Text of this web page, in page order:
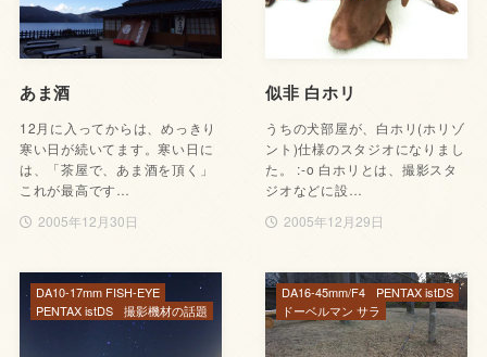
あま酒
12月に入ってからは、めっきり
寒い日が続いてます。寒い日に
は、「茶屋で、あま酒を頂く」
これが最高です…
2005年12月30日
似非 白ホリ
うちの犬部屋が、白ホリ(ホリゾ
ント)仕様のスタジオになりまし
た。 :-o 白ホリとは、撮影スタ
ジオなどに設…
2005年12月29日
DA10-17mm FISH-EYE
PENTAX istDS
撮影機材の話題
DA16-45mm/F4
PENTAX istDS
ドーベルマン サラ